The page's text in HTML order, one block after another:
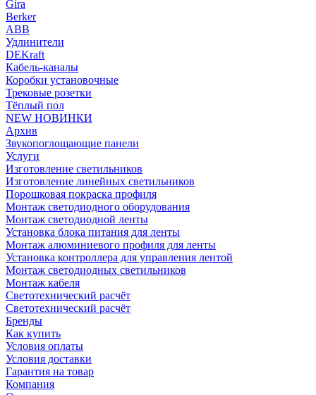
Gira
Berker
ABB
Удлинители
DEKraft
Кабель-каналы
Коробки установочные
Трековые розетки
Тёплый пол
NEW НОВИНКИ
Архив
Звукопоглощающие панели
Услуги
Изготовление светильников
Изготовление линейных светильников
Порошковая покраска профиля
Монтаж светодиодного оборудования
Монтаж светодиодной ленты
Установка блока питания для ленты
Монтаж алюминиевого профиля для ленты
Установка контроллера для управления лентой
Монтаж светодиодных светильников
Монтаж кабеля
Светотехнический расчёт
Светотехнический расчёт
Бренды
Как купить
Условия оплаты
Условия доставки
Гарантия на товар
Компания